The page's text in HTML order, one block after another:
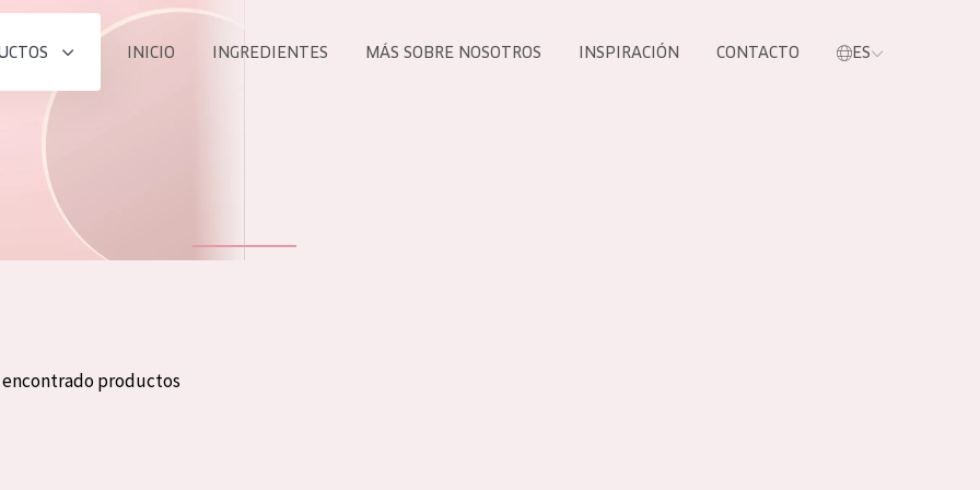
INICIO INGREDIENTES MÁS SOBRE NOSOTROS INSPIRACIÓN CONTACTO ES
encontrado productos